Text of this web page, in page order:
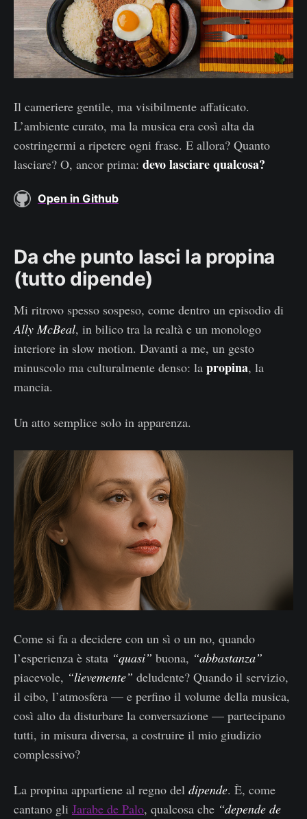
Il cameriere gentile, ma visibilmente affaticato.
L’ambiente curato, ma la musica era così alta da
costringermi a ripetere ogni frase. E allora? Quanto
lasciare? O, ancor prima: devo lasciare qualcosa?
Open in Github
Da che punto lasci la propina
(tutto dipende)
Mi ritrovo spesso sospeso, come dentro un episodio di
Ally McBeal, in bilico tra la realtà e un monologo
interiore in slow motion. Davanti a me, un gesto
minuscolo ma culturalmente denso: la propina, la
mancia.
Un atto semplice solo in apparenza.
Come si fa a decidere con un sì o un no, quando
l’esperienza è stata “quasi” buona, “abbastanza”
piacevole, “lievemente” deludente? Quando il servizio,
il cibo, l’atmosfera — e perfino il volume della musica,
così alto da disturbare la conversazione — partecipano
tutti, in misura diversa, a costruire il mio giudizio
complessivo?
La propina appartiene al regno del dipende. È, come
cantano gli Jarabe de Palo, qualcosa che “depende de